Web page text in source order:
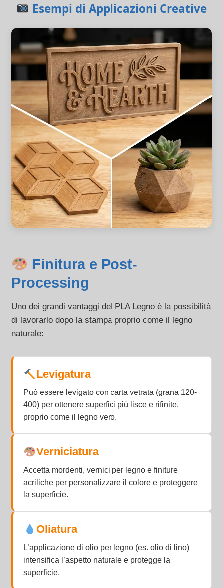
Esempi di Applicazioni Creative
Finitura e Post-
Processing
Uno dei grandi vantaggi del PLA Legno è la possibilità
di lavorarlo dopo la stampa proprio come il legno
naturale:
Levigatura
Può essere levigato con carta vetrata (grana 120-
400) per ottenere superfici più lisce e rifinite,
proprio come il legno vero.
Verniciatura
Accetta mordenti, vernici per legno e finiture
acriliche per personalizzare il colore e proteggere
la superficie.
Oliatura
L’applicazione di olio per legno (es. olio di lino)
intensifica l’aspetto naturale e protegge la
superficie.